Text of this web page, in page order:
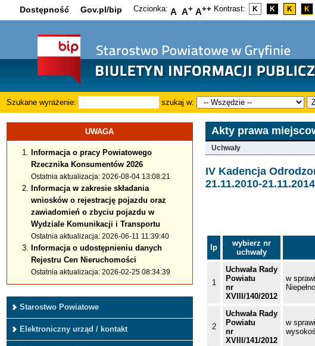
Dostępność Gov.pl/bip Czcionka: A A+ A++ Kontrast: K K K K
Szukane wyrażenie: szukaj w:
UWAGA
Informacja o pracy Powiatowego
Rzecznika Konsumentów 2026
Ostatnia aktualizacja: 2026-08-04 13:08:21
Informacja w zakresie składania
wniosków o rejestrację pojazdu oraz
zawiadomień o zbyciu pojazdu w
Wydziale Komunikacji i Transportu
Ostatnia aktualizacja: 2026-06-11 11:39:40
Informacja o udostępnieniu danych
Rejestru Cen Nieruchomości
Ostatnia aktualizacja: 2026-02-25 08:34:39
Starostwo Powiatowe
Elektroniczny urząd / kontakt
Akty prawa
Uchwały
IV Kadencja
21.11.2010-21.11.2014
lp
wybierz nr
uchwały
1
Uchwała Rady
Powiatu
nr
XVIII/140/2012
w
2
Uchwała Rady
Powiatu
nr
XVIII/141/2012
w